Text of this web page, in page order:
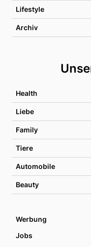
Lifestyle
Archiv
Health
Liebe
Family
Tiere
Automobile
Beauty
Werbung
Jobs